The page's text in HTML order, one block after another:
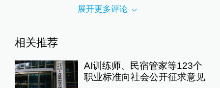
展开更多评论
相关推荐
AI训练师、民宿管家等123个
职业标准向社会公开征求意见